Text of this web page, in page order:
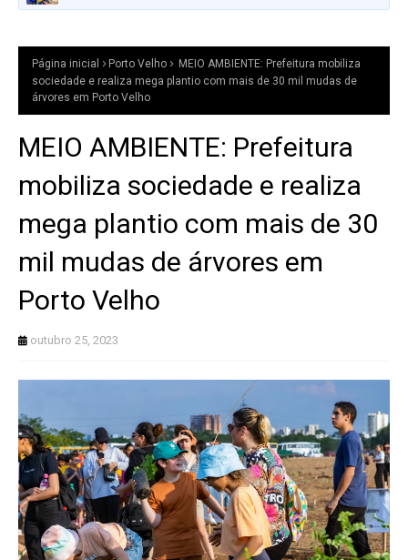
Página inicial Porto Velho
MEIO AMBIENTE: Prefeitura mobiliza
sociedade e realiza mega plantio com mais de 30 mil mudas de
árvores em Porto Velho
MEIO AMBIENTE: Prefeitura
mobiliza sociedade e realiza
mega plantio com mais de 30
mil mudas de árvores em
Porto Velho
outubro 25, 2023